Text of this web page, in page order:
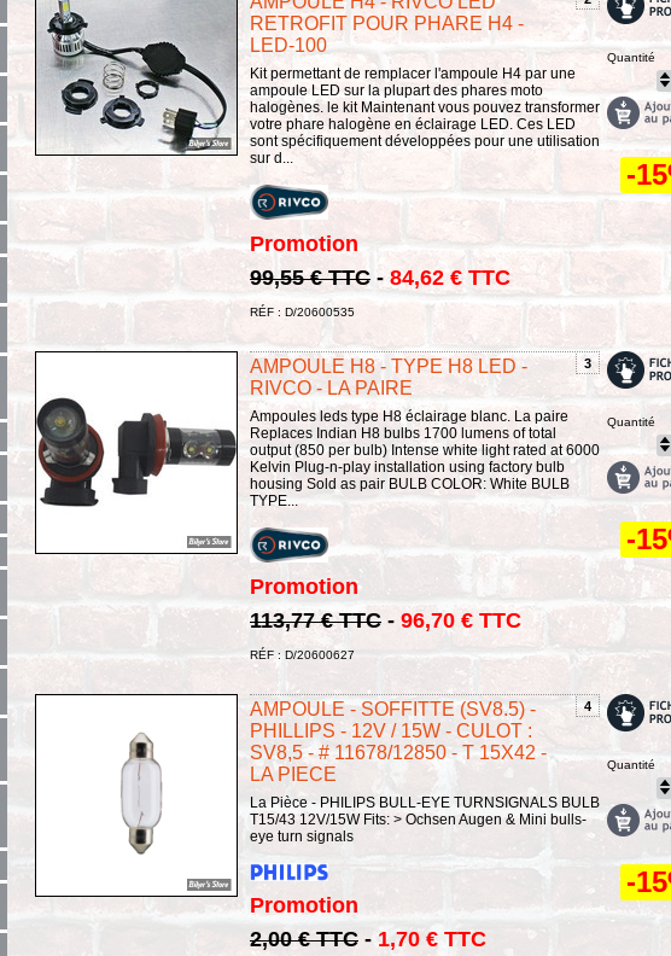
RETROFIT POUR PHARE H4 -
LED-100
Kit permettant de remplacer l'ampoule H4 par une
ampoule LED sur la plupart des phares moto
halogènes. le kit Maintenant vous pouvez transformer
votre phare halogène en éclairage LED. Ces LED
sont spécifiquement développées pour une utilisation
sur d...
Promotion
99,55 € TTC - 84,62 € TTC
RÉF : D/20600535
Quantité
-
3
AMPOULE H8 - TYPE H8 LED -
RIVCO - LA PAIRE
Ampoules leds type H8 éclairage blanc. La paire
Replaces Indian H8 bulbs 1700 lumens of total
output (850 per bulb) Intense white light rated at 6000
Kelvin Plug-n-play installation using factory bulb
housing Sold as pair BULB COLOR: White BULB
TYPE...
Promotion
113,77 € TTC - 96,70 € TTC
RÉF : D/20600627
Quantité
-
4
AMPOULE - SOFFITTE (SV8.5) -
PHILLIPS - 12V / 15W - CULOT :
SV8,5 - # 11678/12850 - T 15X42 -
LA PIECE
La Pièce - PHILIPS BULL-EYE TURNSIGNALS BULB
T15/43 12V/15W Fits: > Ochsen Augen & Mini bulls-
eye turn signals
Promotion
2,00 € TTC - 1,70 € TTC
Quantité
-